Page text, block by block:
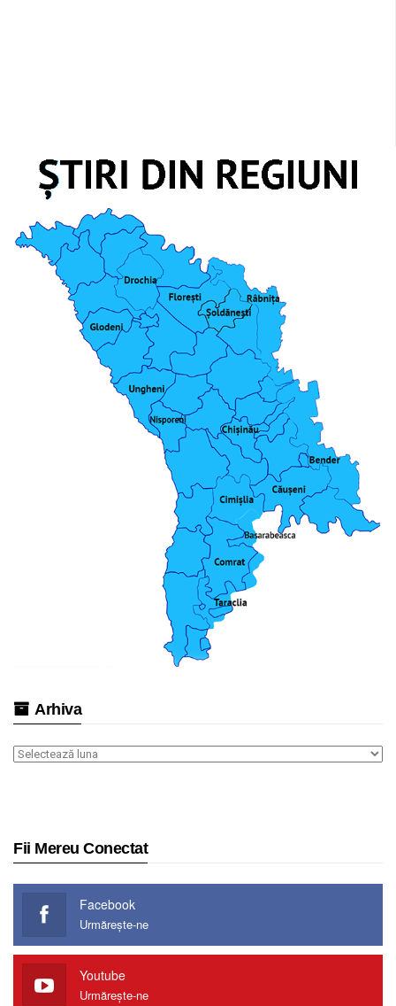
Arhiva
Arhiva
Fii Mereu Conectat
Facebook
Urmărește-ne
Youtube
Urmărește-ne